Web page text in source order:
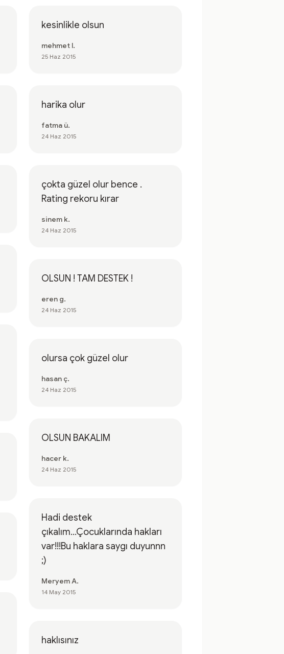
kesinlikle olsun
mehmet l.
25 Haz 2015
harika olur
fatma ü.
24 Haz 2015
çokta güzel olur bence .
Rating rekoru kırar
sinem k.
24 Haz 2015
OLSUN ! TAM DESTEK !
eren g.
24 Haz 2015
olursa çok güzel olur
hasan ç.
24 Haz 2015
OLSUN BAKALIM
hacer k.
24 Haz 2015
Hadi destek
çıkalım...Çocuklarında hakları
var!!!Bu haklara saygı duyunnn
;)
Meryem A.
14 May 2015
haklısınız